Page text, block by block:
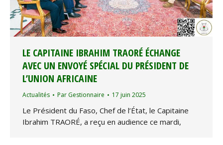
LE CAPITAINE IBRAHIM TRAORÉ ÉCHANGE
AVEC UN ENVOYÉ SPÉCIAL DU PRÉSIDENT DE
L’UNION AFRICAINE
Actualités Par Gestionnaire 17 juin 2025
Le Président du Faso, Chef de l’État, le Capitaine
Ibrahim TRAORÉ, a reçu en audience ce mardi,